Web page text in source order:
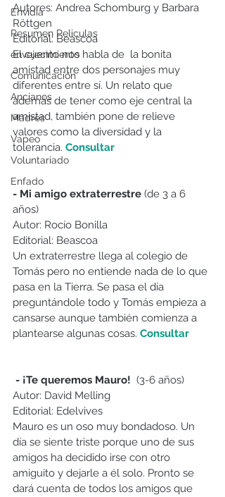
Envidia
Resumen Peliculas
envejecimiento
Comunicación
Ancianos
Madres
Vapeo
Voluntariado
Enfado
Autores: Andrea Schomburg y Barbara
Röttgen
Editorial: Beascoa
El cuento nos habla de  la bonita
amistad entre dos personajes muy
diferentes entre sí. Un relato que
además de tener como eje central la
amistad, también pone de relieve
valores como la diversidad y la
tolerancia. Consultar
- Mi amigo extraterrestre (de 3 a 6
años)
Autor: Rocío Bonilla
Editorial: Beascoa
Un extraterrestre llega al colegio de
Tomás pero no entiende nada de lo que
pasa en la Tierra. Se pasa el día
preguntándole todo y Tomás empieza a
cansarse aunque también comienza a
plantearse algunas cosas. Consultar
- ¡Te queremos Mauro!
  (3-6 años)
Autor: David Melling
Editorial: Edelvives
Mauro es un oso muy bondadoso. Un
día se siente triste porque uno de sus
amigos ha decidido irse con otro
amiguito y dejarle a él solo. Pronto se
dará cuenta de todos los amigos que